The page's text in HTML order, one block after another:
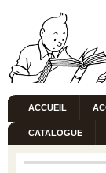
ACCUEIL
CATALOGUE